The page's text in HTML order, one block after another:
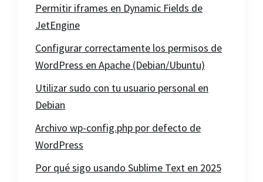
Permitir iframes en Dynamic Fields de
JetEngine
Configurar correctamente los permisos de
WordPress en Apache (Debian/Ubuntu)
Utilizar sudo con tu usuario personal en
Debian
Archivo wp-config.php por defecto de
WordPress
Por qué sigo usando Sublime Text en 2025